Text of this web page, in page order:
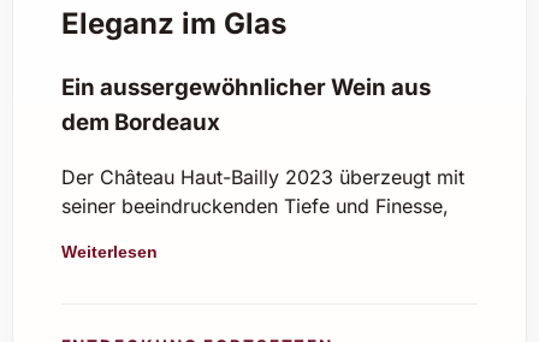
Eleganz im Glas
Ein aussergewöhnlicher Wein aus
dem Bordeaux
Der Château Haut-Bailly 2023 überzeugt mit
seiner beeindruckenden Tiefe und Finesse,
des Jahrgangs machen. Er stammt aus dem
Weiterlesen